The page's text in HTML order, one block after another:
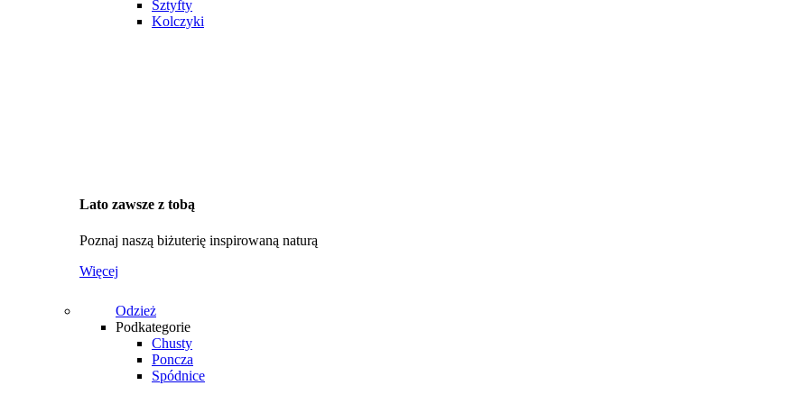
Sztyfty
Kolczyki
Lato zawsze z tobą
Poznaj naszą biżuterię inspirowaną naturą
Więcej
Odzież
Podkategorie
Chusty
Poncza
Spódnice